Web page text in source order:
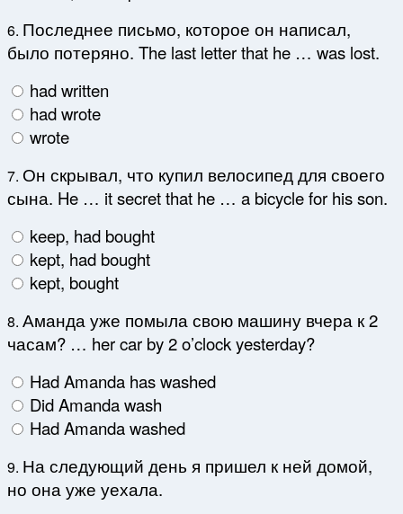
6. Последнее письмо, которое он написал,
было потеряно. The last letter that he … was lost.
had written
had wrote
wrote
7. Он скрывал, что купил велосипед для своего
сына. He … it secret that he … a bicycle for his son.
keep, had bought
kept, had bought
kept, bought
8. Аманда уже помыла свою машину вчера к 2
часам? … her car by 2 o’clock yesterday?
Had Amanda has washed
Did Amanda wash
Had Amanda washed
9. На следующий день я пришел к ней домой,
но она уже уехала.